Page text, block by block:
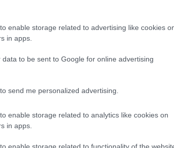
enable storage related to advertising like cookies
in apps.
to be sent to Google for online advertising
send me personalized advertising.
enable storage related to analytics like cookies on
in apps.
αναγνώριση των πιέσεων